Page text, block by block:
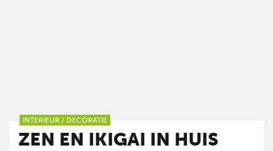
INTERIEUR / DECORATIE
ZEN EN IKIGAI IN HUIS